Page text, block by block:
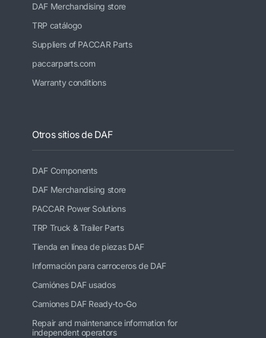
DAF Merchandising store
TRP catálogo
Suppliers of PACCAR Parts
paccarparts.com
Warranty conditions
Otros sitios de DAF
DAF Components
DAF Merchandising store
PACCAR Power Solutions
TRP Truck & Trailer Parts
Tienda en línea de piezas DAF
Información para carroceros de DAF
Camiónes DAF usados
Camiones DAF Ready-to-Go
Repair and maintenance information for
independent operators